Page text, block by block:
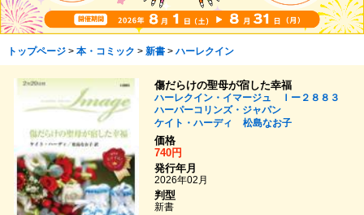
トップページ> 本・コミック > 新書> ハーレクイン
傷だらけの聖母が宿した幸福
ハーレクイン・イマージュ Ｉー２８８３
ハーパーコリンズ・ジャパン
ケイト・ハーディ
松島なお子
価格
740円
発行年月
2026年02月
判型
新書